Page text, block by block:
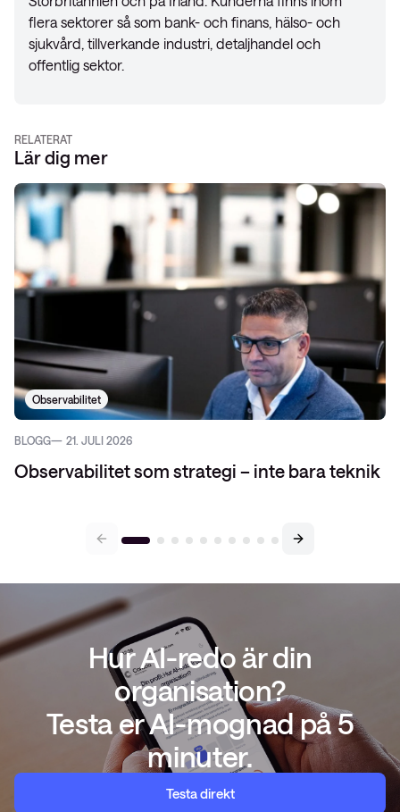
flera sektorer så som bank- och finans, hälso- och
sjukvård, tillverkande industri, detaljhandel och
offentlig sektor.
RELATERAT
Lär dig mer
Observabilitet
BLOGG 21. JULI 2026
Observabilitet som strategi – inte bara teknik
Hur AI-redo är din
organisation?
Testa er AI-mognad på 5
minuter.
Testa direkt